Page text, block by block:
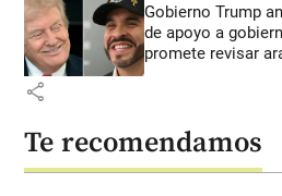
Gobierno Trump
de apoyo a
promete revisar
share
Te recomendamos